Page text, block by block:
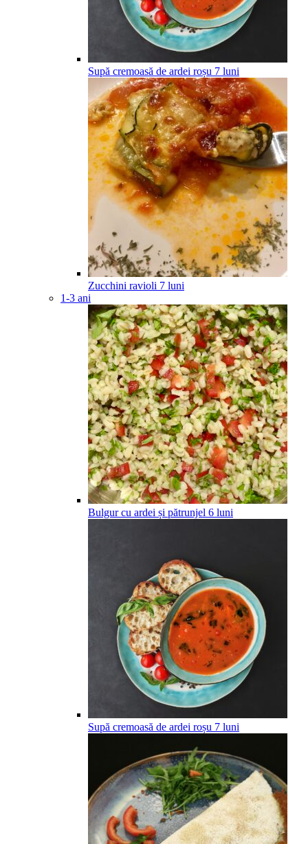
Supă cremoasă de ardei roșu 7 luni
Zucchini ravioli 7 luni
1-3 ani
Bulgur cu ardei și pătrunjel 6 luni
Supă cremoasă de ardei roșu 7 luni